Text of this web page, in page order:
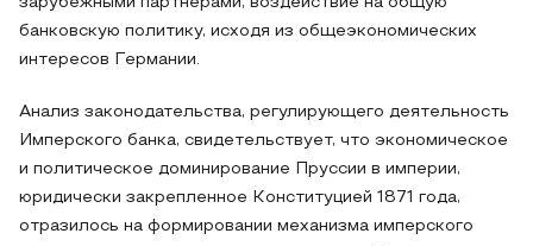
банковскую политику, исходя из общеэкономических
интересов Германии.
Анализ законодательства, регулирующего деятельность
Имперского банка, свидетельствует, что экономическое
и политическое доминирование Пруссии в империи,
юридически закрепленное Конституцией 1871 года,
отразилось на формировании механизма имперского